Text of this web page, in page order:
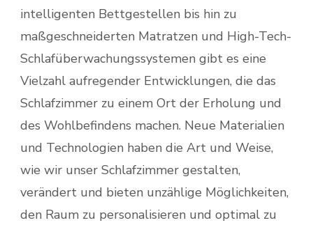
intelligenten Bettgestellen bis hin zu
maßgeschneiderten Matratzen und High-Tech-
Schlafüberwachungssystemen gibt es eine
Vielzahl aufregender Entwicklungen, die das
Schlafzimmer zu einem Ort der Erholung und
des Wohlbefindens machen. Neue Materialien
und Technologien haben die Art und Weise,
wie wir unser Schlafzimmer gestalten,
verändert und bieten unzählige Möglichkeiten,
den Raum zu personalisieren und optimal zu